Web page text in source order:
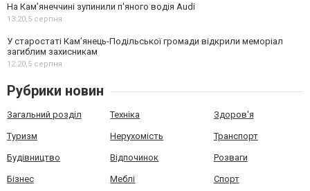
На Камʼянеччині зупинили п'яного водія Audi
13:20,5 серпня
У старостаті Кам’янець-Подільської громади відкрили меморіал
загиблим захисникам
12:20,5 серпня
Рубрики новин
Загальний розділ Техніка Здоров'я
Туризм Нерухомість Транспорт
Будівництво Відпочинок Розваги
Бізнес Меблі Спорт